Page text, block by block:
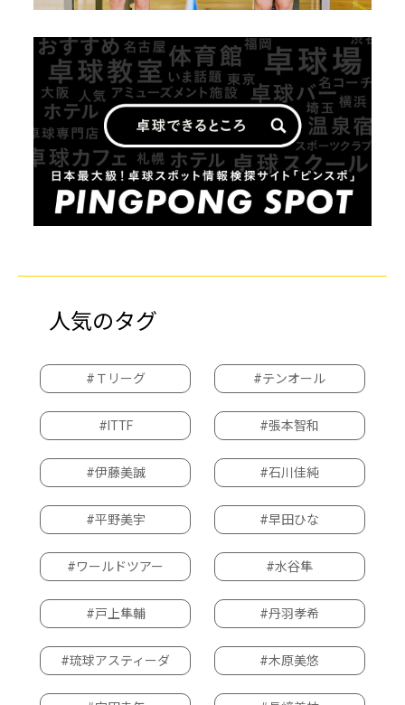
人気のタグ
#Ｔリーグ #テンオール
#ITTF #張本智和
#伊藤美誠 #石川佳純
#平野美宇 #早田ひな
#ワールドツアー #水谷隼
#戸上隼輔 #丹羽孝希
#琉球アスティーダ #木原美悠